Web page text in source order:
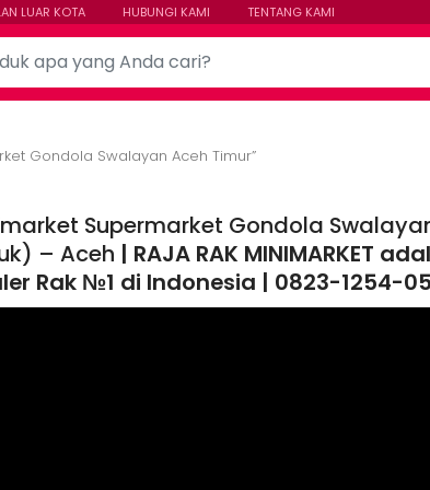
LUAR KOTA HUBUNGI KAMI TENTANG KAMI
Gondola Swalayan Aceh Timur”
Supermarket Gondola
– Aceh | RAJA RAK MINIMARKET
Rak №1 di Indonesia | 0823-1254-